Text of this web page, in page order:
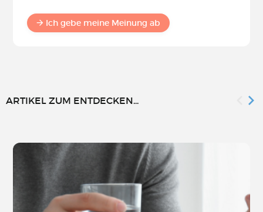
Ich gebe meine Meinung ab
ARTIKEL ZUM ENTDECKEN...